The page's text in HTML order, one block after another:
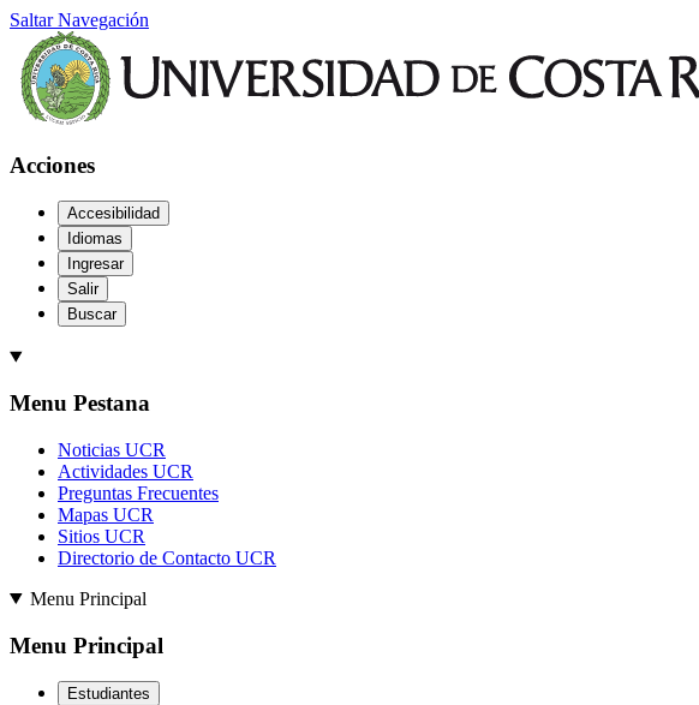
Saltar Navegación
Acciones
Accesibilidad
Idiomas
Ingresar
Salir
Buscar
Menu Pestana
Noticias UCR
Actividades UCR
Preguntas Frecuentes
Mapas UCR
Sitios UCR
Directorio de Contacto UCR
Menu Principal
Menu Principal
Estudiantes